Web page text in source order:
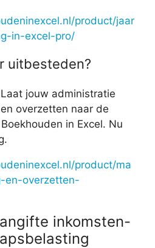
product/jaar
in-excel-pro/
uitbesteden?
jouw administratie
overzetten naar de
in Excel. Nu
product/ma
en-overzetten-
inkomsten-